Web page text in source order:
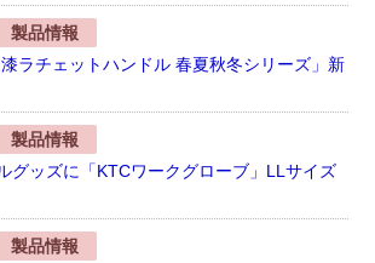
製品情報
漆ラチェットハンドル 春夏秋冬シリーズ」新
製品情報
グッズに「KTCワークグローブ」LLサイズ
製品情報